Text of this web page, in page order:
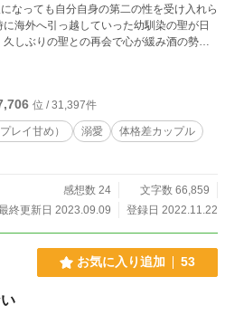
なっても自分自身の第二の性を受け入れら
海外へ引っ越していった幼馴染の聖が日
悩みを聖に打ち明ける。 その話を聞いた
ることに悩んでいると話し始める。 お互
という性を受け入れるために手を取り合う
や、激しいものはありません。 初めて
釈違いなどあるかもしれませんが、よろ
位 / 31,397件
レイ甘め） 溺愛
体格差カップル
感想数 24
文字数 66,859
終更新日 2023.09.09
登録日 2022.11.22
お気に入り追加 53